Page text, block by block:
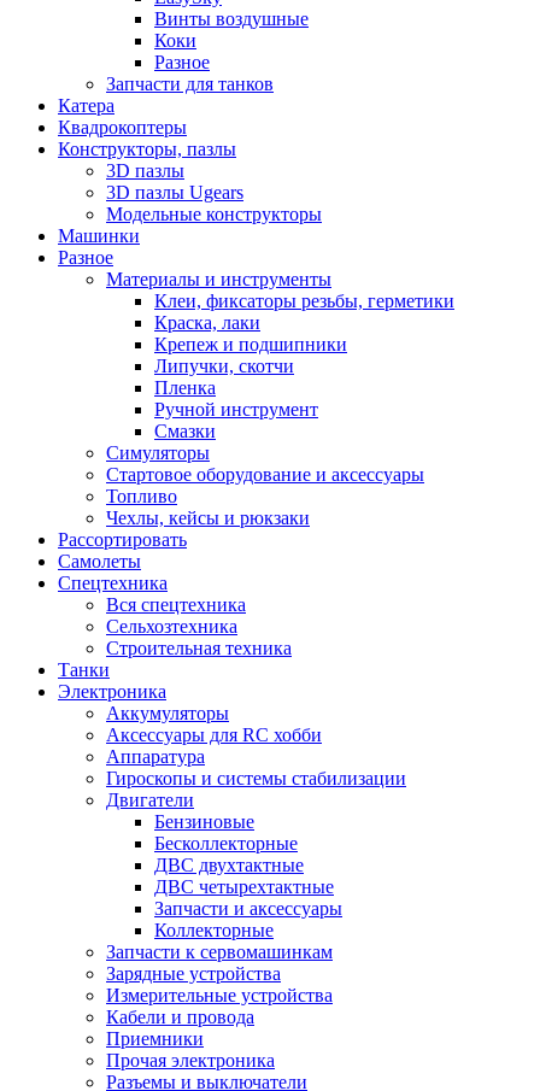
Винты воздушные
Коки
Разное
Запчасти для танков
Катера
Квадрокоптеры
Конструкторы, пазлы
3D пазлы
3D пазлы Ugears
Модельные конструкторы
Машинки
Разное
Материалы и инструменты
Клеи, фиксаторы резьбы, герметики
Краска, лаки
Крепеж и подшипники
Липучки, скотчи
Пленка
Ручной инструмент
Смазки
Симуляторы
Стартовое оборудование и аксессуары
Топливо
Чехлы, кейсы и рюкзаки
Рассортировать
Самолеты
Спецтехника
Вся спецтехника
Сельхозтехника
Строительная техника
Танки
Электроника
Аккумуляторы
Аксессуары для RC хобби
Аппаратура
Гироскопы и системы стабилизации
Двигатели
Бензиновые
Бесколлекторные
ДВС двухтактные
ДВС четырехтактные
Запчасти и аксессуары
Коллекторные
Запчасти к сервомашинкам
Зарядные устройства
Измерительные устройства
Кабели и провода
Приемники
Прочая электроника
Разъемы и выключатели